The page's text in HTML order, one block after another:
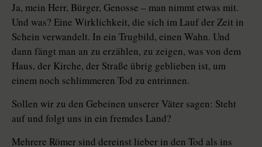
Ja, mein Herr, Bürger, Genosse – man nimmt etwas mit.
Und was? Eine Wirklichkeit, die sich im Lauf der Zeit in
Schein verwandelt. In ein Trugbild, einen Wahn. Und
dann fängt man an zu erzählen, zu zeigen, was von dem
Haus, der Kirche, der Straße übrig geblieben ist, um
einem noch schlimmeren Tod zu entrinnen.
Sollen wir zu den Gebeinen unserer Väter sagen: Steht
auf und folgt uns in ein fremdes Land?
Mehrere Römer sind dereinst lieber in den Tod als ins